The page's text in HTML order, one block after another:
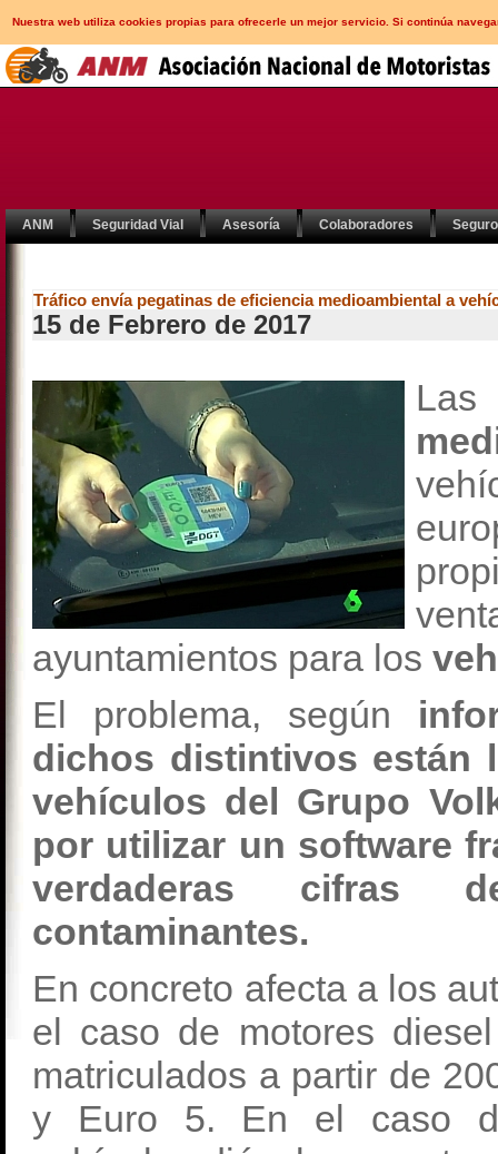
Nuestra web utiliza cookies propias para ofrecerle un mejor servicio. Si continúa
ANM Seguridad Vial Asesoría Colaboradores
Tráfico envía pegatinas de eficiencia medioambiental a
15 de Febrero de 2017
ayuntamientos para los
El problema, según
dichos distintivos están
vehículos del Grupo
por utilizar un software
verdaderas cifras
contaminantes.
En concreto afecta a los
el caso de motores
matriculados a partir de
y Euro 5. En el caso